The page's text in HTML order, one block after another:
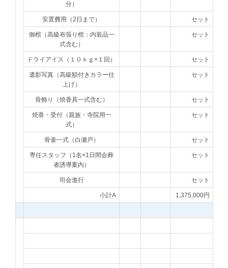
分）
安置費用（2日まで） セット
御棺（高級布張り棺：内装品一
式含む）
セット
ドライアイス（１０ｋｇ×１回） セット
遺影写真（高級額付きカラー仕
上げ）
セット
骨飾り（焼香具一式含む） セット
焼香・受付（親族・寺院用一
式）
セット
骨壷一式（白瀬戸） セット
専任スタッフ（1名×1日間会葬
者誘導案内）
セット
司会進行 セット
小計A 1,375,000円